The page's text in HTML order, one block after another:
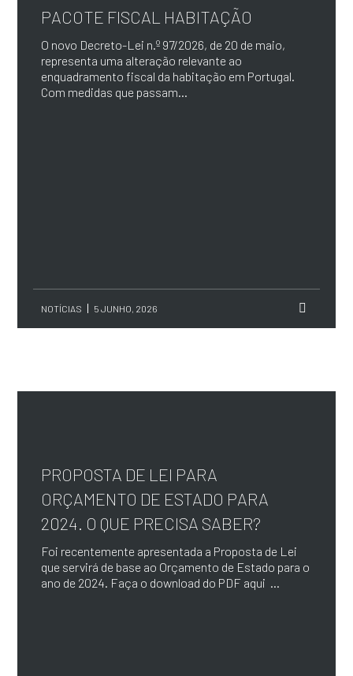
PACOTE FISCAL HABITAÇÃO
O novo Decreto-Lei n.º 97/2026, de 20 de maio,
representa uma alteração relevante ao
enquadramento fiscal da habitação em Portugal.
Com medidas que passam...
NOTÍCIAS 5 JUNHO, 2026
PROPOSTA DE LEI PARA
ORÇAMENTO DE ESTADO PARA
2024. O QUE PRECISA SABER?
Foi recentemente apresentada a Proposta de Lei
que servirá de base ao Orçamento de Estado para o
ano de 2024. Faça o download do PDF aqui ...